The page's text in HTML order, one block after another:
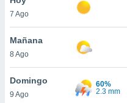
y
en
más
7 Ago
Mañana
8 Ago
Domingo
9 Ago
60%
2.3 mm